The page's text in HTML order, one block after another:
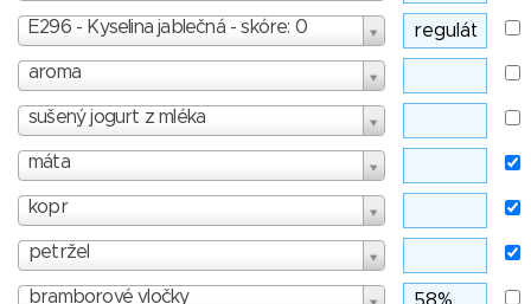
E296 - Kyselina jablečná - skóre: 0
aroma
sušený jogurt z mléka
máta
kopr
petržel
bramborové vločky